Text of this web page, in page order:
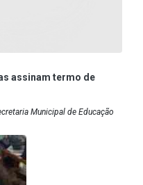
assinam termo de
Municipal de Educação